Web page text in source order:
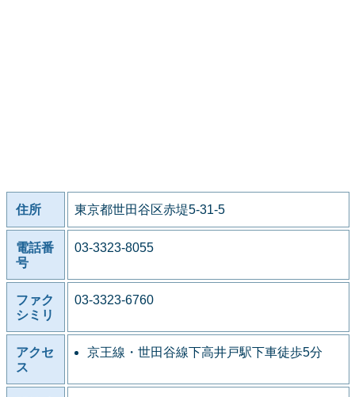
住所 東京都世田谷区赤堤5-31-5
電話番
号
03-3323-8055
ファク
シミリ
03-3323-6760
アクセ
ス
京王線・世田谷線下高井戸駅下車徒歩5分